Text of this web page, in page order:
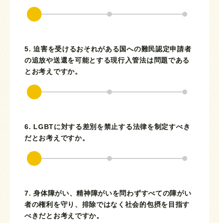
5. 迫害を受けるおそれがある国への難民認定申請者
の追放や送還を可能とする現行入管法は問題である
とお考えですか。
6. LGBTに対する差別を禁止する法律を制定すべき
だとお考えですか。
7. 身体障がい、精神障がいを問わずすべての障がい
者の権利を守り、排除ではなく社会的包摂を目指す
べきだとお考えですか。